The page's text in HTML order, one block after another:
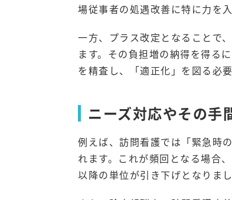
場従事者の処遇改善に特に力を
一方、プラス改定となることで
ます。その負担増の納得を得る
を精査し、「適正化」を図る必要
ニーズ対応やその手
例えば、訪問看護では「緊急時
れます。これが頻回となる場合
以降の単位が引き下げとなりまし